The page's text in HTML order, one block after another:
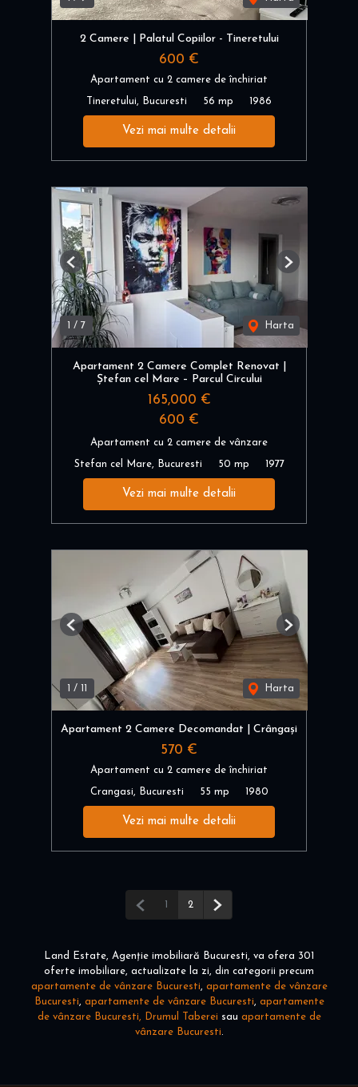
2 Camere | Palatul Copiilor - Tineretului
600 €
Apartament cu 2 camere de închiriat
Tineretului, Bucuresti 56 mp 1986
Vezi mai multe detalii
/ 7 Harta
Previous Next
Apartament 2 Camere Complet Renovat |
Ștefan cel Mare – Parcul Circului
165,000 €
600 €
Apartament cu 2 camere de vânzare
Stefan cel Mare, Bucuresti 50 mp 1977
Vezi mai multe detalii
1 / 11 Harta
Previous Next
Apartament 2 Camere Decomandat | Crângași
570 €
Apartament cu 2 camere de închiriat
Crangasi, Bucuresti 55 mp 1980
Vezi mai multe detalii
Pagina anterioară
1 2 Pagina următoare
Land Estate, Agenție imobiliară Bucuresti, va ofera 301
oferte imobiliare, actualizate la zi, din categorii precum
apartamente de vânzare Bucuresti, apartamente de vânzare
Bucuresti, apartamente de vânzare Bucuresti, apartamente
de vânzare Bucuresti, Drumul Taberei sau apartamente de
vânzare Bucuresti.